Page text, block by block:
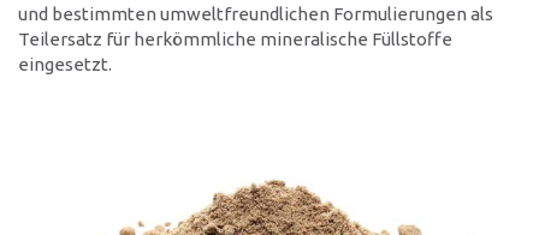
und bestimmten umweltfreundlichen Formulierungen als
Teilersatz für herkömmliche mineralische Füllstoffe
eingesetzt.